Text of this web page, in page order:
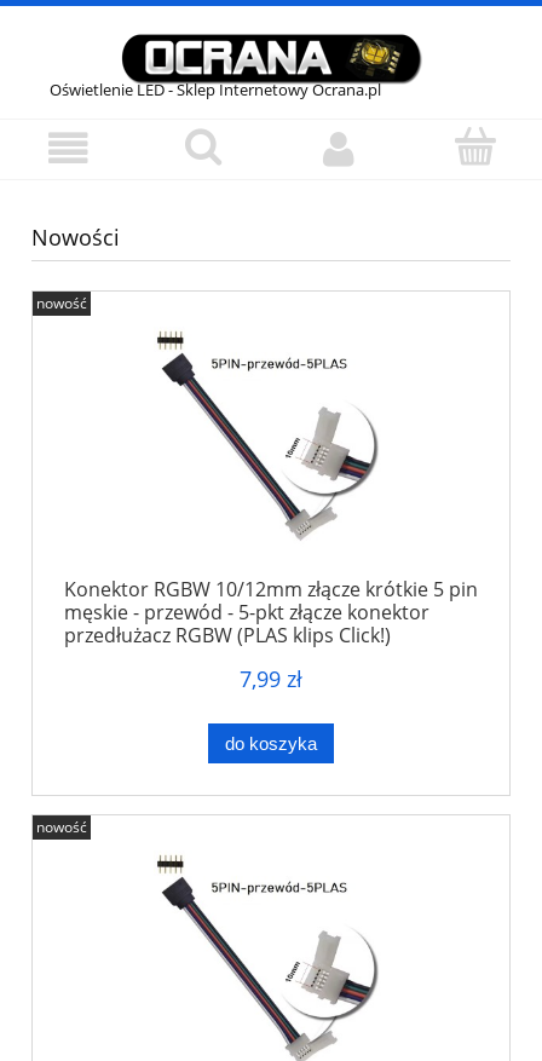
Oświetlenie LED - Sklep Internetowy Ocrana.pl
Nowości
Konektor RGBW 10/12mm złącze krótkie 5 pin
męskie - przewód - 5-pkt złącze konektor
przedłużacz RGBW (PLAS klips Click!)
7,99 zł
do koszyka
nowość
nowość